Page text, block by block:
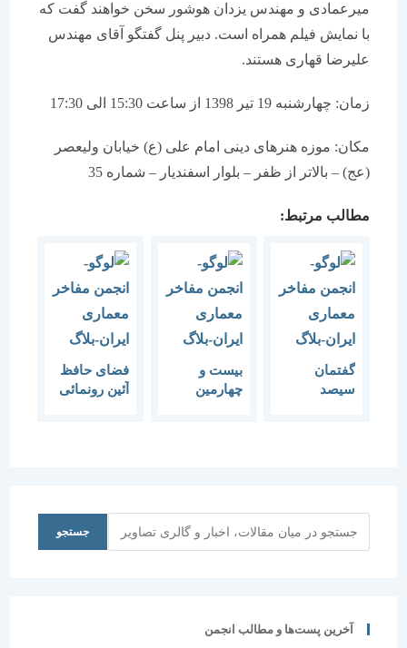
میرعمادی و مهندس یزدان هوشور سخن خواهند گفت که
با نمایش فیلم همراه است. دبیر پنل گفتگو آقای مهندس
علیرضا قهاری هستند.
زمان: چهارشنبه 19 تیر 1398 از ساعت 15:30 الی 17:30
مکان: موزه هنرهای دینی امام علی (ع) خیابان ولیعصر
(عج) – بالاتر از ظفر – بلوار اسفندیار – شماره 35
مطالب مرتبط:
گفتمان
معماری
بیست و
چهارمین
فضای حافظ
آئین رونمائی
جستجو
آخرین پست‌ها و مطالب انجمن